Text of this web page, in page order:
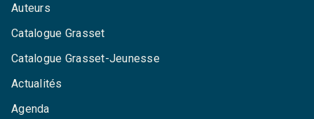
Auteurs
Catalogue Grasset
Catalogue Grasset-Jeunesse
Actualités
Agenda